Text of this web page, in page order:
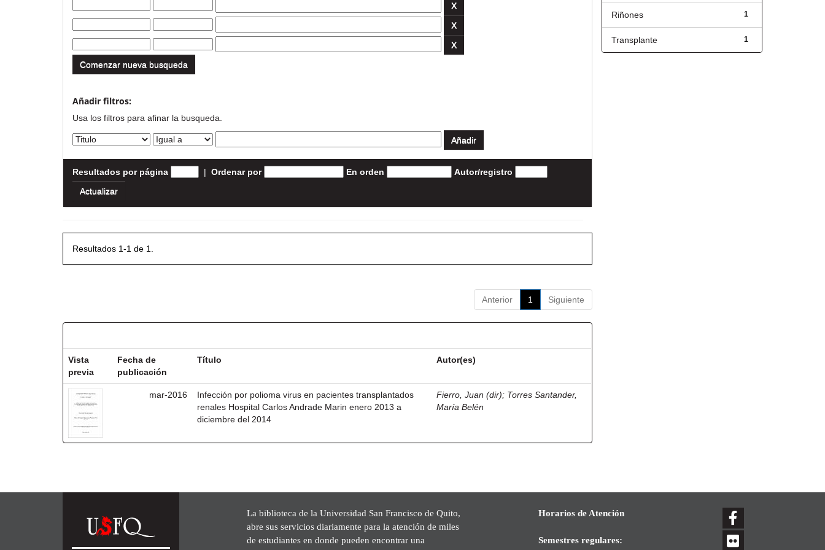
Comenzar nueva busqueda
Añadir filtros:
Usa los filtros para afinar la busqueda.
Resultados por página | Ordenar por En orden Autor/registro
Resultados 1-1 de 1.
Anterior 1 Siguiente
Vista
previa
Fecha de
publicación
Título Autor(es)
mar-2016
Infección por polioma virus en pacientes transplantados
renales Hospital Carlos Andrade Marin enero 2013 a
diciembre del 2014
Fierro, Juan (dir); Torres Santander,
María Belén
1
Riñones
1
Transplante
La biblioteca de la Universidad San Francisco de Quito,
abre sus servicios diariamente para la atención de miles
de estudiantes en donde pueden encontrar una
Horarios de Atención
Semestres regulares: